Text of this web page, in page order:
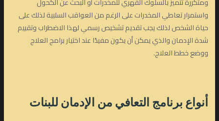
واستمرار تعاطي المخدرات على الرغم من العواقب السلبية لذلك على
حياة الشخص لذلك يجب تقديم تشخيص رسمي لهذا الاضطراب وتقييم
شدة الإدمان والذي يمكن أن يكون مفيدًا عند اختيار برامج العلاج
ووضع خطط العلاج.
أنواع برنامج التعافي من الإدمان للبنات